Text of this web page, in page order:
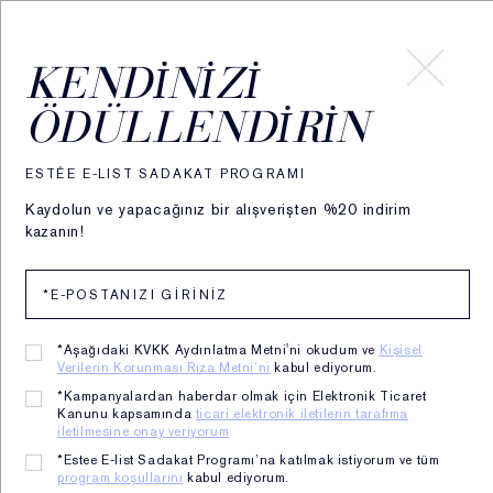
Advanced Night Repair
KENDINIZI
ÖDÜLLENDIRIN
ESTÉE E-LIST SADAKAT PROGRAMI
Kaydolun ve yapacağınız bir alışverişten %20 indirim
kazanın!
*Aşağıdaki KVKK Aydınlatma Metni'ni okudum ve Kişisel
Verilerin Korunması Rıza Metni’ni kabul ediyorum.
*Kampanyalardan haberdar olmak için Elektronik Ticaret
Kanunu kapsamında ticari elektronik iletilerin tarafıma
iletilmesine onay veriyorum
*Estee E-list Sadakat Programı’na katılmak istiyorum ve tüm
program koşullarını kabul ediyorum.